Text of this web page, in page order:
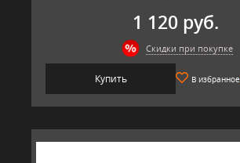
1 120 руб.
Скидки при покупке
Купить В избранное